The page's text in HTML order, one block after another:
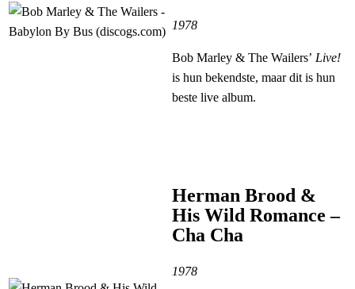
1978
Bob Marley & The Wailers’ Live!
is hun bekendste, maar dit is hun
beste live album.
Herman Brood &
His Wild Romance –
Cha Cha
1978